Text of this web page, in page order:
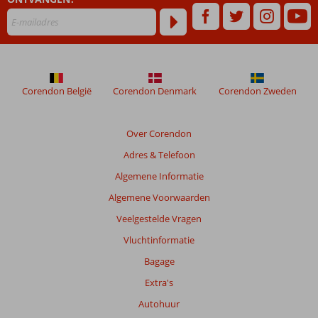
48
worden
niet
Over Corendon
Adres & Telefoon
Algemene Informatie
Algemene Voorwaarden
Veelgestelde Vragen
Vluchtinformatie
Bagage
Extra's
Autohuur
Corendon België Corendon Denmark Corendon Zweden